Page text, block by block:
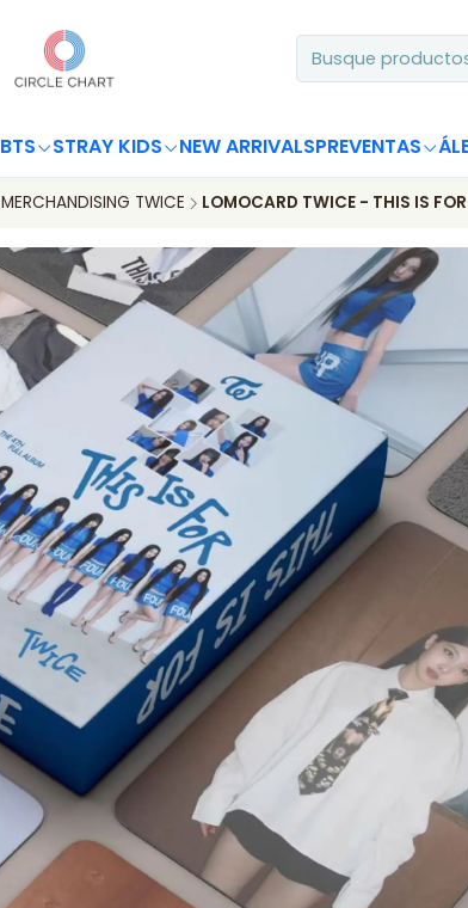
BTS STRAY KIDS NEW ARRIVALSPREVENTAS
MERCHANDISING TWICE LOMOCARD TWICE - THIS IS